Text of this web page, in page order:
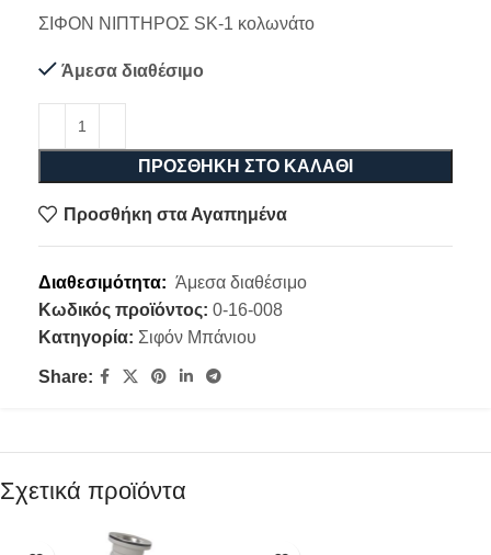
ΣΙΦΟΝ ΝΙΠΤΗΡΟΣ SK-1 κολωνάτο
Άμεσα διαθέσιμο
ΠΡΟΣΘΉΚΗ ΣΤΟ ΚΑΛΆΘΙ
Προσθήκη στα Αγαπημένα
Διαθεσιμότητα: Άμεσα διαθέσιμο
Κωδικός προϊόντος: 0-16-008
Κατηγορία: Σιφόν Μπάνιου
Share:
Σχετικά προϊόντα